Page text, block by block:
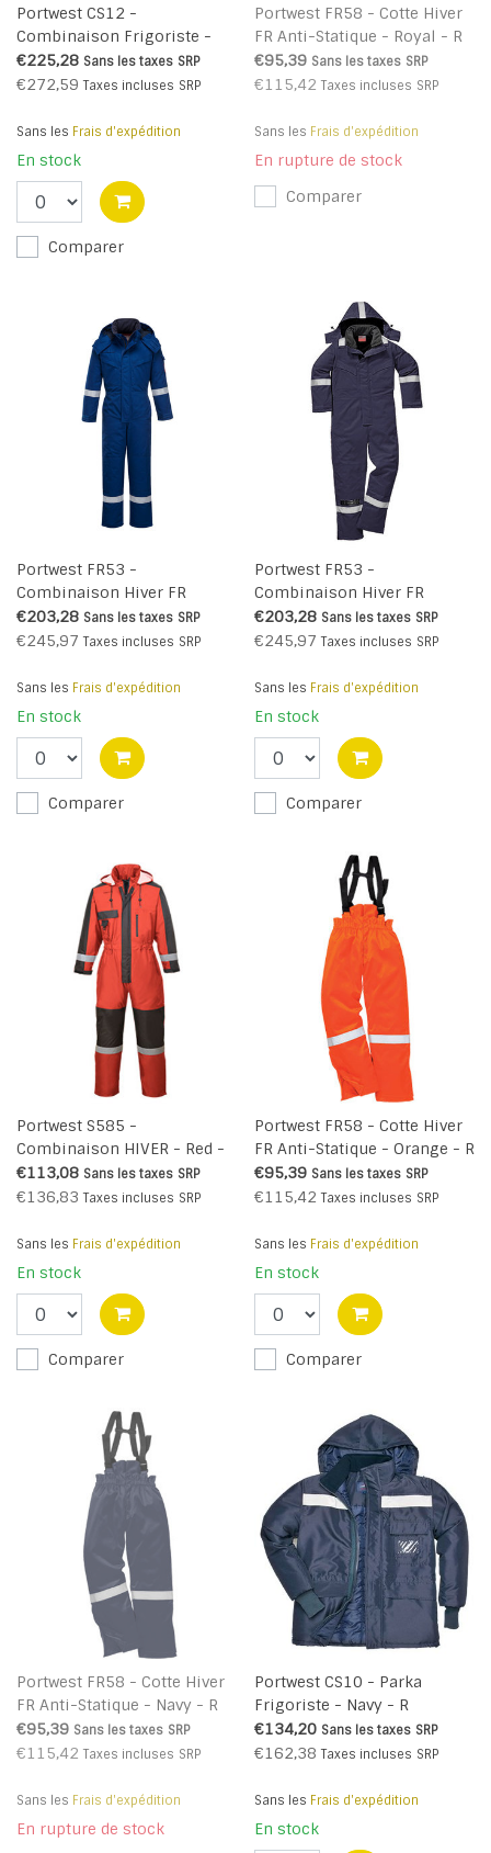
Portwest CS12 -
Combinaison Frigoriste -
Navy - R
€225,28 Sans les taxes SRP
€272,59 Taxes incluses SRP
Sans les Frais d'expédition
En stock
Comparer
Portwest FR58 - Cotte Hiver
FR Anti-Statique - Royal - R
€95,39 Sans les taxes SRP
€115,42 Taxes incluses SRP
Sans les Frais d'expédition
En rupture de stock
Comparer
Portwest FR53 -
Combinaison Hiver FR
Antistatique - Royal - R
€203,28 Sans les taxes SRP
€245,97 Taxes incluses SRP
Sans les Frais d'expédition
En stock
Comparer
Portwest FR53 -
Combinaison Hiver FR
Antistatique - Navy - R
€203,28 Sans les taxes SRP
€245,97 Taxes incluses SRP
Sans les Frais d'expédition
En stock
Comparer
Portwest S585 -
Combinaison HIVER - Red -
R
€113,08 Sans les taxes SRP
€136,83 Taxes incluses SRP
Sans les Frais d'expédition
En stock
Comparer
Portwest FR58 - Cotte Hiver
FR Anti-Statique - Orange - R
€95,39 Sans les taxes SRP
€115,42 Taxes incluses SRP
Sans les Frais d'expédition
En stock
Comparer
Portwest FR58 - Cotte Hiver
FR Anti-Statique - Navy - R
€95,39 Sans les taxes SRP
€115,42 Taxes incluses SRP
Sans les Frais d'expédition
En rupture de stock
Portwest CS10 - Parka
Frigoriste - Navy - R
€134,20 Sans les taxes SRP
€162,38 Taxes incluses SRP
Sans les Frais d'expédition
En stock